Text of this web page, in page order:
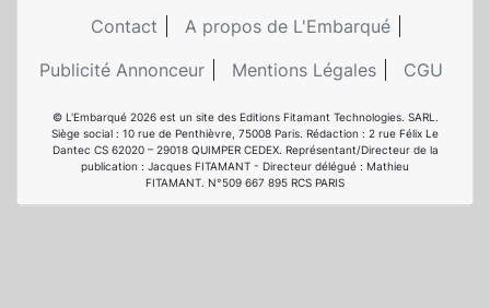
Contact
A propos de L'Embarqué
Publicité Annonceur
Mentions Légales CGU
© L'Embarqué 2026 est un site des Editions Fitamant Technologies. SARL.
Siège social : 10 rue de Penthièvre, 75008 Paris. Rédaction : 2 rue Félix Le
Dantec CS 62020 – 29018 QUIMPER CEDEX. Représentant/Directeur de la
publication : Jacques FITAMANT - Directeur délégué : Mathieu
FITAMANT. N°509 667 895 RCS PARIS